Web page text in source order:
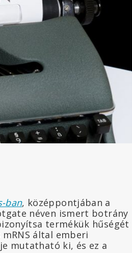
ban, középpontjában a
néven ismert botrány
termékük hűségét
által emberi
mutatható ki, és ez a